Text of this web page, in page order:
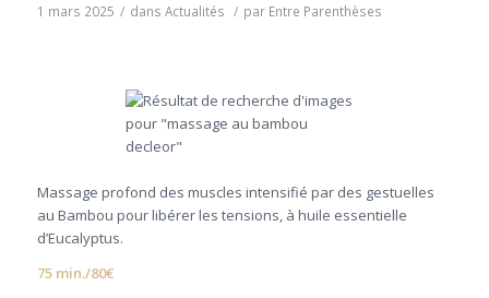
1 mars 2025 / dans Actualités / par Entre Parenthèses
Massage profond des muscles intensifié par des gestuelles
au Bambou pour libérer les tensions, à huile essentielle
d’Eucalyptus.
75 min./80€